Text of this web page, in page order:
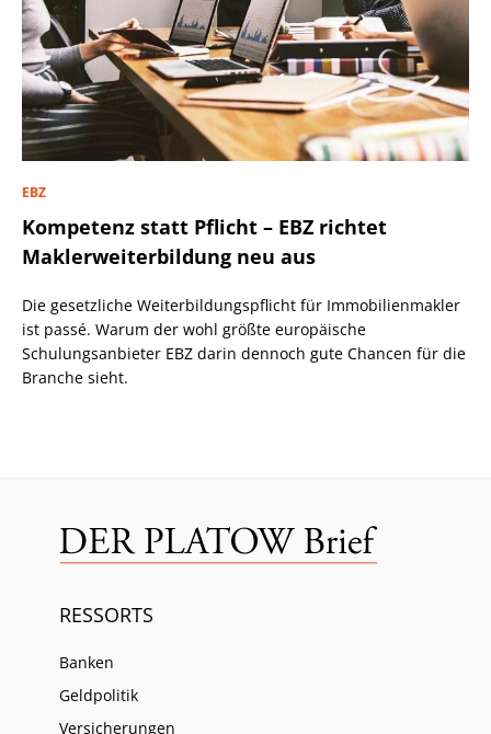
EBZ
Kompetenz statt Pflicht – EBZ richtet
Maklerweiterbildung neu aus
Die gesetzliche Weiterbildungspflicht für Immobilienmakler
ist passé. Warum der wohl größte europäische
Schulungsanbieter EBZ darin dennoch gute Chancen für die
Branche sieht.
RESSORTS
Banken
Geldpolitik
Versicherungen